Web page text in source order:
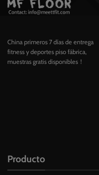
China primeros 7 días de entrega
fitness y deportes piso fábrica,
muestras gratis disponibles！
Producto